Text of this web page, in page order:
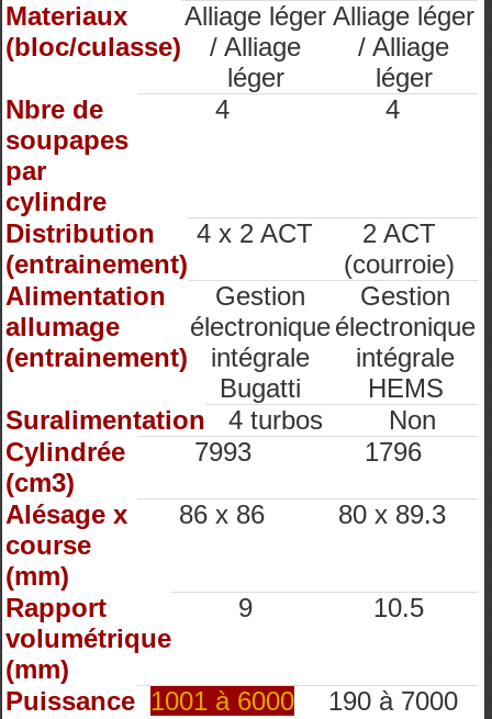
Materiaux
(bloc/culasse)
Alliage léger
/ Alliage
léger
Alliage léger
/ Alliage
léger
Nbre de
soupapes
par
cylindre
4 4
Distribution
(entrainement)
4 x 2 ACT
2 ACT
(courroie)
Alimentation
allumage
(entrainement)
Gestion
électronique
intégrale
Bugatti
Gestion
électronique
intégrale
HEMS
Suralimentation
4 turbos
Non
Cylindrée
(cm3)
7993 1796
Alésage x
course
(mm)
86 x 86 80 x 89.3
Rapport
volumétrique
(mm)
9 10.5
Puissance 1001 à 6000 190 à 7000